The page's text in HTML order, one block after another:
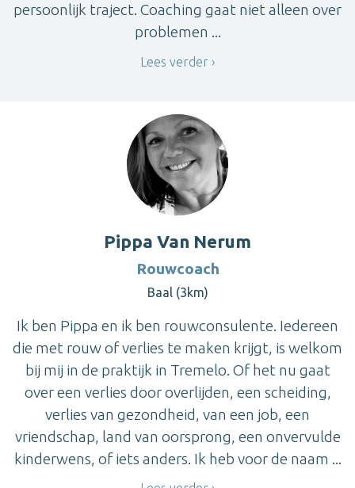
persoonlijk traject. Coaching gaat niet alleen over
problemen ...
Lees verder
Pippa Van Nerum
Rouwcoach
Baal (3km)
Ik ben Pippa en ik ben rouwconsulente. Iedereen
die met rouw of verlies te maken krijgt, is welkom
bij mij in de praktijk in Tremelo. Of het nu gaat
over een verlies door overlijden, een scheiding,
verlies van gezondheid, van een job, een
vriendschap, land van oorsprong, een onvervulde
kinderwens, of iets anders. Ik heb voor de naam ...